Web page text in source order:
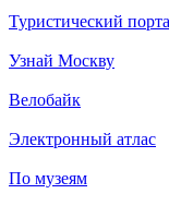
Туристический
Узнай Москву
Велобайк
Электронный атлас
По музеям